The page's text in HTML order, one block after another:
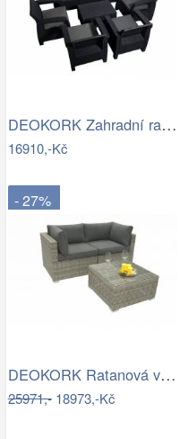
DEOKORK Zahradní ratanová sestava…
16910,-Kč
- 27%
DEOKORK Ratanová variabilní sestava…
25971,-18973,-Kč